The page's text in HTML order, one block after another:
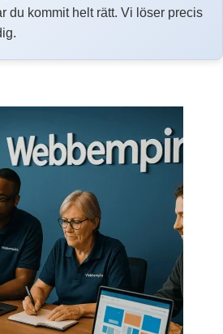
du kommit helt rätt. Vi löser precis